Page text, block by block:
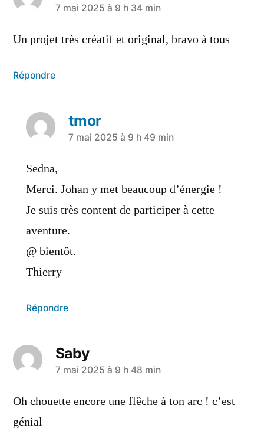
7 mai 2025 à 9 h 34 min
Un projet très créatif et original, bravo à tous
Répondre
tmor
7 mai 2025 à 9 h 49 min
Sedna,
Merci. Johan y met beaucoup d’énergie !
Je suis très content de participer à cette
aventure.
@ bientôt.
Thierry
Répondre
Saby
7 mai 2025 à 9 h 48 min
Oh chouette encore une flêche à ton arc ! c’est
génial